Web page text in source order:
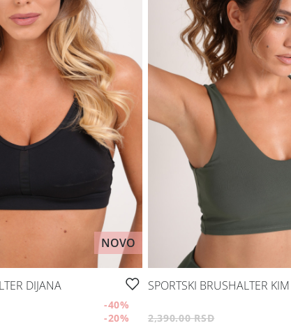
NOVO
DIJANA
-40%
-20%
SPORTSKI BRUSHALTER KIM
2,390.00 RSD